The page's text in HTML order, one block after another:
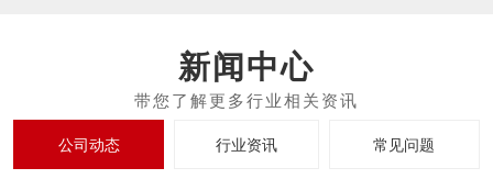
新闻中心
公司动态 行业资讯 常见问题